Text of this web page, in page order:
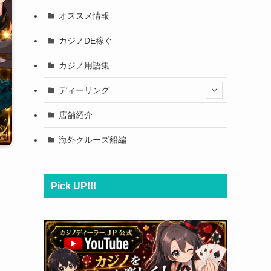
オススメ情報
カジノDE稼ぐ
カジノ用語集
ディーリング
店舗紹介
海外クルーズ船編
Pick UP!!!